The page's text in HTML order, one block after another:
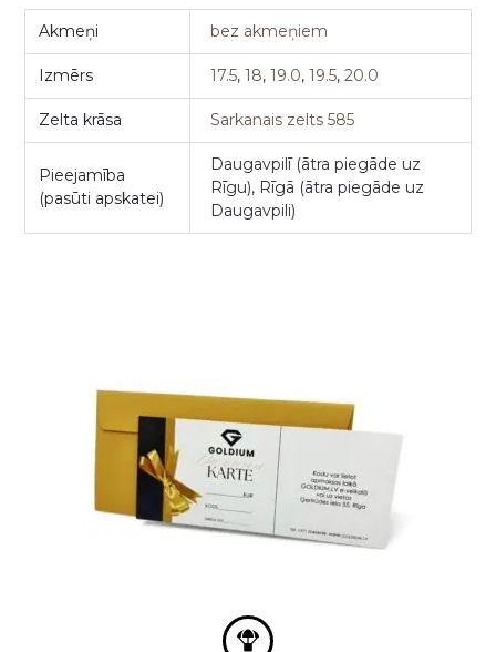
Akmeņi bez akmeņiem
Izmērs 17.5,18,19.0,19.5,20.0
Zelta krāsa Sarkanais zelts 585
Pieejamība
(pasūti apskatei)
Daugavpilī (ātra piegāde uz
Rīgu), Rīgā (ātra piegāde uz
Daugavpili)